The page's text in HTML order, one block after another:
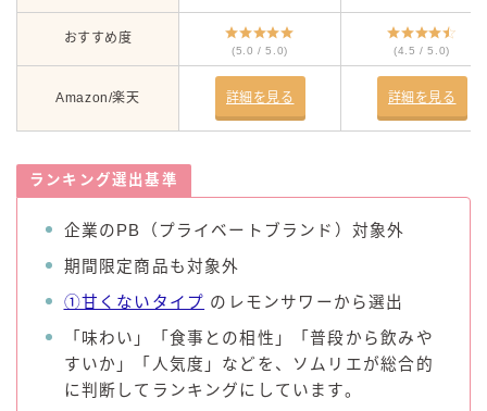
おすすめ度
(5.0 / 5.0) (4.5 / 5.0)
Amazon/楽天 詳細を見る 詳細を見る
ランキング選出基準
企業のPB（プライベートブランド）対象外
期間限定商品も対象外
①甘くないタイプ のレモンサワーから選出
「味わい」「食事との相性」「普段から飲みや
すいか」「人気度」などを、ソムリエが総合的
に判断してランキングにしています。